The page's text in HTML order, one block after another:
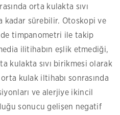
orta kulakta sıvı
kadar sürebilir. Otoskopi ve
timpanometri ile takip
ilitihabın eşlik etmediği,
kulakta sıvı birikmesi olarak
kulak iltihabı sonrasında
ve alerjiye ikincil
sonucu gelişen negatif